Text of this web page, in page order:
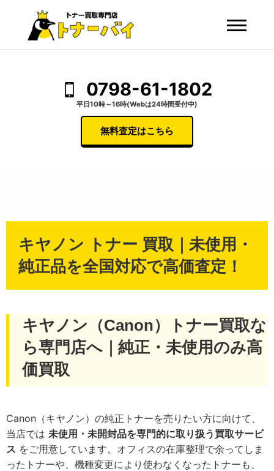
0798-61-1802
平日10時～16時(Webは24時間受付中)
無料査定はこちら
キヤノン トナー 買取｜未使用・
純正品を全国対応で高価査定！
キヤノン（Canon）トナー買取な
ら専門店へ｜純正・未使用のみ高
価買取
Canon（キヤノン）の純正トナーを売りたい方に向けて、
当店では 未使用・未開封品を専門的に取り扱う買取サービ
ス をご用意しています。オフィスの在庫整理で余ってしま
ったトナーや、機種変更により使わなくなったトナーも、